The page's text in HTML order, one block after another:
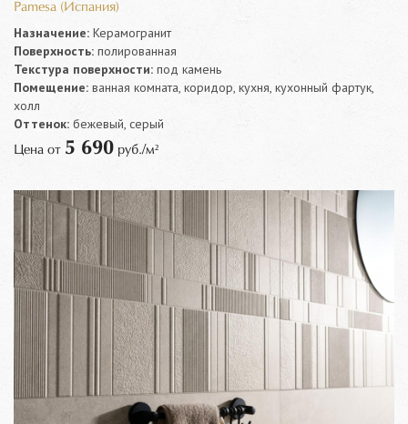
Pamesa (Испания)
Назначение: Керамогранит
Поверхность: полированная
Текстура поверхности: под камень
Помещение: ванная комната, коридор, кухня, кухонный фартук,
холл
Оттенок: бежевый, серый
Цена от 5 690 руб./м²